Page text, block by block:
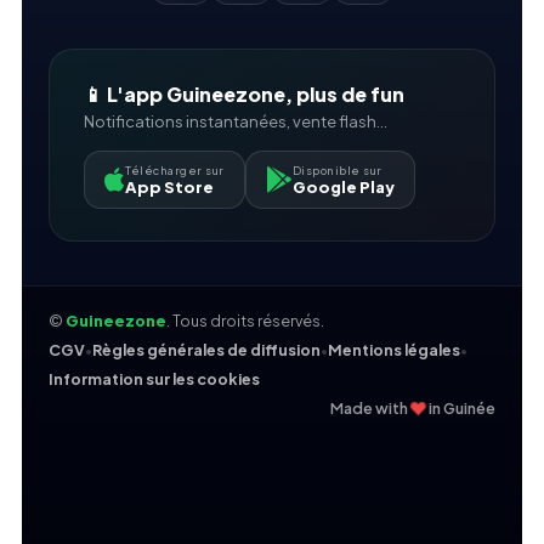
📱 L'app Guineezone, plus de fun
Notifications instantanées, vente flash...
Télécharger sur
App Store
Disponible sur
Google Play
© Guineezone . Tous droits réservés.
CGV•Règles générales de diffusion•Mentions légales•
Information sur les cookies
Made with❤in Guinée